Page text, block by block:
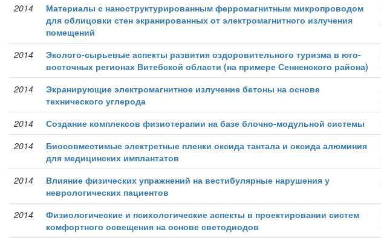
2014
Материалы с наноструктурированным ферромагнитным микропроводом
для облицовки стен экранированных от электромагнитного излучения
помещений
2014
Эколого-сырьевые аспекты развития оздоровительного туризма в юго-
восточных регионах Витебской области (на примере Сенненского района)
2014
Экранирующие электромагнитное излучение бетоны на основе
технического углерода
2014
Создание комплексов физиотерапии на базе блочно-модульной системы
2014
Биосовместимые электретные пленки оксида тантала и оксида алюминия
для медицинских имплантатов
2014
Влияние физических упражнений на вестибулярные нарушения у
неврологических пациентов
2014
Физиологические и психологические аспекты в проектировании систем
комфортного освещения на основе светодиодов